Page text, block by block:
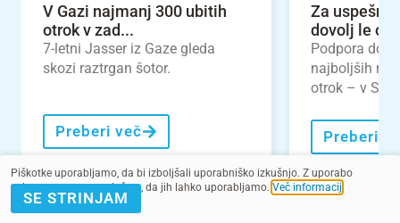
V Gazi najmanj 300 ubitih
otrok v zad...
7-letni Jasser iz Gaze gleda
skozi raztrgan šotor.
Preberi več
Za uspešno
dovolj le
Podpora
najboljših
otrok – v
Preberi
Piškotke uporabljamo, da bi izboljšali uporabniško izkušnjo. Z uporabo
spletnega mesta soglašate, da jih lahko uporabljamo. Več informacij
SE STRINJAM